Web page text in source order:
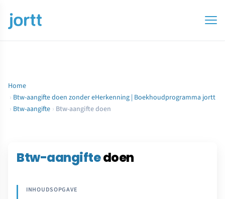
Home
› Btw-aangifte doen zonder eHerkenning | Boekhoudprogramma jortt
› Btw-aangifte › Btw-aangifte doen
Btw-aangiftedoen